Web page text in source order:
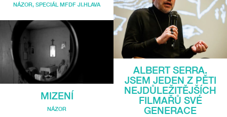
NÁZOR, SPECIÁL MFDF JI.HLAVA
MIZENÍ
NÁZOR
ALBERT SERRA.
JSEM JEDEN Z PĚTI
NEJDŮLEŽITĚJŠÍCH
FILMAŘŮ SVÉ
GENERACE